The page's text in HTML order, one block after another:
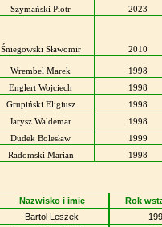
Szymański Piotr
2023
Śniegowski Sławomir 2010
Wrembel Marek
1998
Englert Wojciech
1998
Grupiński Eligiusz
1998
Jarysz Waldemar
1998
Dudek Bolesław
1999
Radomski Marian
1998
Nazwisko i imię
Rok
Bartol Leszek